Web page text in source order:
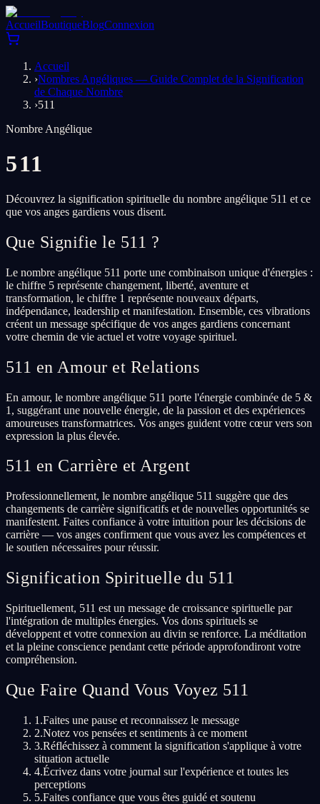
AccueilBoutiqueBlogConnexion
Accueil
›Nombres Angéliques — Guide Complet de la Signification
de Chaque Nombre
›511
Nombre Angélique
511
Découvrez la signification spirituelle du nombre angélique 511 et ce
que vos anges gardiens vous disent.
Que Signifie le 511 ?
Le nombre angélique 511 porte une combinaison unique d'énergies :
le chiffre 5 représente changement, liberté, aventure et
transformation, le chiffre 1 représente nouveaux départs,
indépendance, leadership et manifestation. Ensemble, ces vibrations
créent un message spécifique de vos anges gardiens concernant
votre chemin de vie actuel et votre voyage spirituel.
511 en Amour et Relations
En amour, le nombre angélique 511 porte l'énergie combinée de 5 &
1, suggérant une nouvelle énergie, de la passion et des expériences
amoureuses transformatrices. Vos anges guident votre cœur vers son
expression la plus élevée.
511 en Carrière et Argent
Professionnellement, le nombre angélique 511 suggère que des
changements de carrière significatifs et de nouvelles opportunités se
manifestent. Faites confiance à votre intuition pour les décisions de
carrière — vos anges confirment que vous avez les compétences et
le soutien nécessaires pour réussir.
Signification Spirituelle du 511
Spirituellement, 511 est un message de croissance spirituelle par
l'intégration de multiples énergies. Vos dons spirituels se
développent et votre connexion au divin se renforce. La méditation
et la pleine conscience pendant cette période approfondiront votre
compréhension.
Que Faire Quand Vous Voyez 511
1.Faites une pause et reconnaissez le message
2.Notez vos pensées et sentiments à ce moment
3.Réfléchissez à comment la signification s'applique à votre
situation actuelle
4.Écrivez dans votre journal sur l'expérience et toutes les
perceptions
5.Faites confiance que vous êtes guidé et soutenu